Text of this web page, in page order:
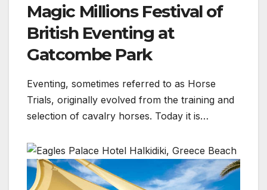
Magic Millions Festival of
British Eventing at
Gatcombe Park
Eventing, sometimes referred to as Horse
Trials, originally evolved from the training and
selection of cavalry horses. Today it is…